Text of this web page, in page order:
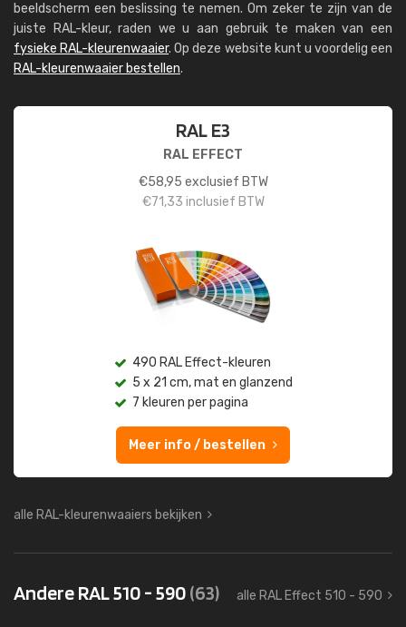
beeldscherm een beslissing te nemen. Om zeker te zijn van de
juiste RAL-kleur, raden we u aan gebruik te maken van een
fysieke RAL-kleurenwaaier. Op deze website kunt u voordelig een
RAL-kleurenwaaier bestellen.
RAL E3
RAL EFFECT
€58,95 exclusief BTW
€71,33 inclusief BTW
490 RAL Effect-kleuren
5 x 21 cm, mat en glanzend
7 kleuren per pagina
Meer info / bestellen
alle RAL-kleurenwaaiers bekijken
Andere RAL 510 - 590(63) alle RAL Effect 510 - 590